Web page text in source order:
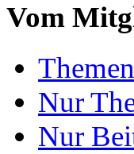
Vom
Nur
Nur